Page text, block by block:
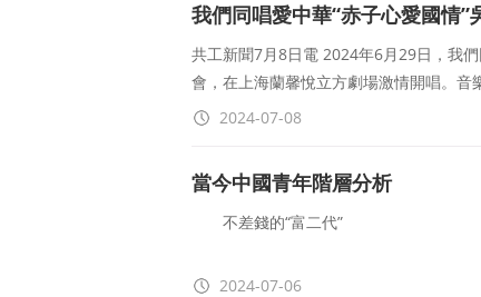
我們同唱愛中華“赤子心愛國情”
共工新聞7月8日電 2024年6月29日，我
會，在上海蘭馨悅立方劇場激情開唱。音
2024-07-08
當今中國青年階層分析
不差錢的“富二代”
報載，當下中國有一萬餘位資産在2億
2024-07-06